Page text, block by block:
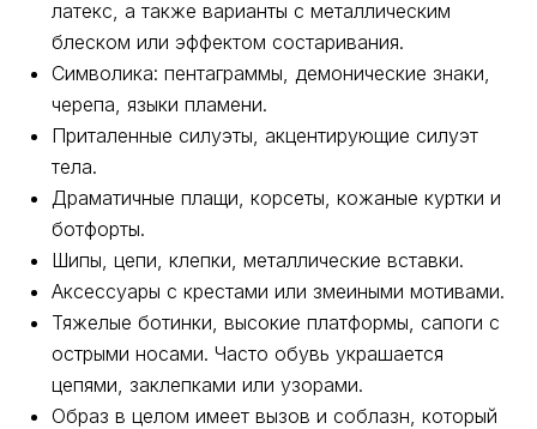
латекс, а также варианты с металлическим
блеском или эффектом состаривания.
Символика: пентаграммы, демонические знаки,
черепа, языки пламени.
Приталенные силуэты, акцентирующие силуэт
тела.
Драматичные плащи, корсеты, кожаные куртки и
ботфорты.
Шипы, цепи, клепки, металлические вставки.
Аксессуары с крестами или змеиными мотивами.
Тяжелые ботинки, высокие платформы, сапоги с
острыми носами. Часто обувь украшается
цепями, заклепками или узорами.
Образ в целом имеет вызов и соблазн, который
Регистрация
О нас
Функционал
Партнерство